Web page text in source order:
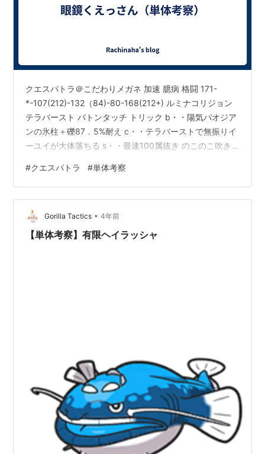
クエスパトラ＠こだわりメガネ 加速 臆病 格闘 171-
*-107(212)-132（84)-80-168(212+) ルミナコリジョン
テラバースト バトンタッチ トリック b・・陽気パオジア
ンの氷柱＋礫87．5%耐え c・・テラバーストで無振りイ
ーユイが大体落ちる s・・最速100属抜き のこのこ吹き
ン。 この環境では種族値が足りない気がした。
#クエスパトラ #単体考察
Gorilla Tactics • 4年前
【単体考察】有限ヘイラッシャ